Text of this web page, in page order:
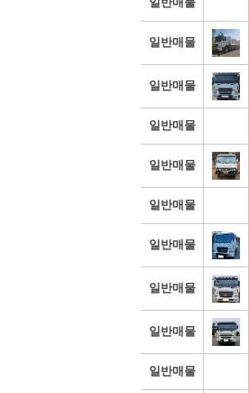
일반매물
일반매물
일반매물
일반매물
일반매물
일반매물
일반매물
일반매물
일반매물